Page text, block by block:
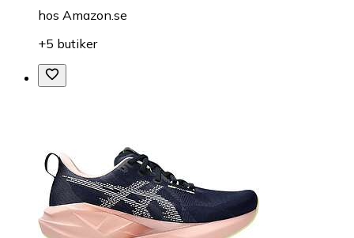
hos Amazon.se
+5 butiker